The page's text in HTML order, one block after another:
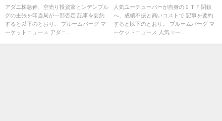
一部否定
アダニ株急伸、空売り投資家ヒンデンブル
グの主張を印当局が一部否定 記事を要約
すると以下のとおり。 ブルームバーグ マ
ーケットニュース アダニ...
ストで
人気ユーチューバーが自身のＥＴＦ閉鎖
へ、成績不振と高いコストで 記事を要約
すると以下のとおり。 ブルームバーグ マ
ーケットニュース 人気ユー...